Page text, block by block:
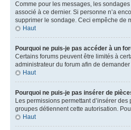
Comme pour les messages, les
associé à ce dernier. Si personne n’a
supprimer le sondage. Ceci empêche de
Haut
Pourquoi ne puis-je pas accéder à un
Certains forums peuvent être limités à
administrateur du forum afin de
Haut
Pourquoi ne puis-je pas insérer de
Les permissions permettant d’insérer
groupes détiennent cette autorisation.
Haut